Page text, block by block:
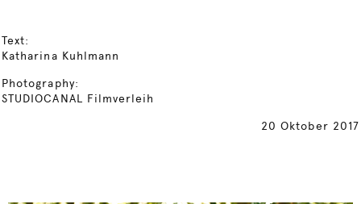
Text:
Katharina Kuhlmann
Photography:
STUDIOCANAL Filmverleih
20 Oktober 2017